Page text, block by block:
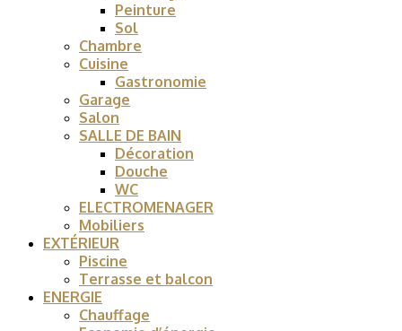
Peinture
Sol
Chambre
Cuisine
Gastronomie
Garage
Salon
SALLE DE BAIN
Décoration
Douche
WC
ELECTROMENAGER
Mobiliers
EXTÉRIEUR
Piscine
Terrasse et balcon
ENERGIE
Chauffage